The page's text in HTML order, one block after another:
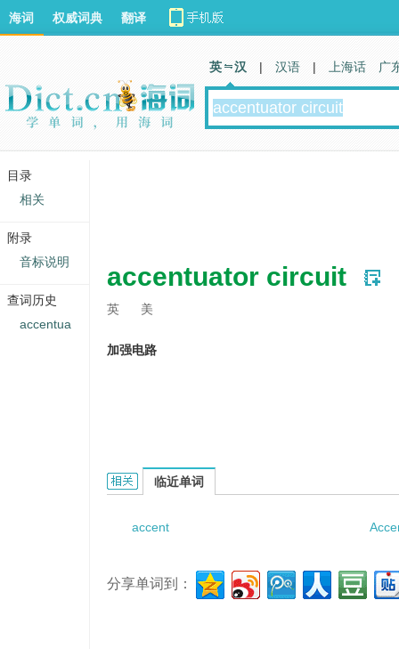
accentuator circuit
英 美
加强电路
accentuator circuit的相关资料：
临近单词
accent
分享单词到：
海词 权威词典 翻译
英 汉 | 汉语 | 上海话 广
目录
相关
附录
音标说明
查词历史
accentua